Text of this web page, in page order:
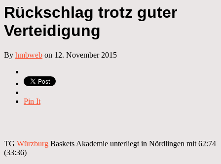
Rückschlag trotz guter
Verteidigung
By hmbweb on 12. November 2015
Pin It
TG Würzburg Baskets Akademie unterliegt in Nördlingen mit 62:74
(33:36)